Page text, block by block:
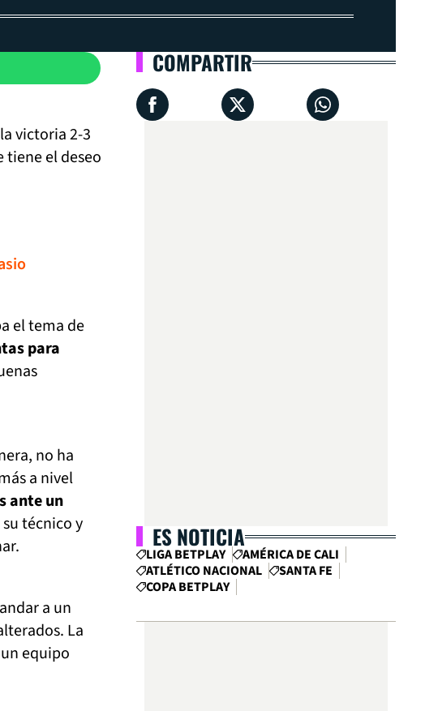
victoria 2-3
tiene el deseo
el tema de
para
no ha
a nivel
ante un
técnico y
a un
La
equipo
COMPARTIR
ES NOTICIA
LIGA BETPLAY
AMÉRICA DE CALI
ATLÉTICO NACIONAL
SANTA FE
COPA BETPLAY